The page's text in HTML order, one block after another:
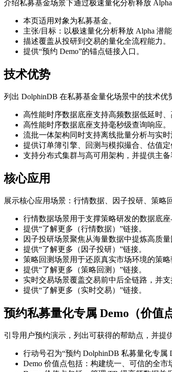
介绍私募基金场景下通过极速量化分析释放
本页适用对象为私募基金。
主张/目标：以极速量化分析释放 Alpha 潜能
描述覆盖从投研到交易的量化全流程能力。
提供“预约 Demo”的锚点链接入口。
技术优势
列出 DolphinDB 在私募基金量化场景中的技术
高性能时序数据底座支持高频数据低延时、
高性能时序数据底座支持毫秒级查询响应。
流批一体架构同时支持离线批量分析与实时
提供订单簿引擎、回测与模拟撮合、估值定
支持分布式集群与高可用架构，并提供主备
核心应用
展示核心应用场景：行情数据、因子投研、策略
行情数据场景用于支撑策略研发的数据底
提供“了解更多（行情数据）”链接。
因子投研场景聚焦从海量数据中提炼高质
提供“了解更多（因子投研）”链接。
策略回测场景用于还原真实市场环境的策
提供“了解更多（策略回测）”链接。
实时交易场景覆盖交易前中后全链路，并
提供“了解更多（实时交易）”链接。
预约私募量化专属 Demo（价值
引导用户预约演示，列出可获得的帮助点，并提
行动号召为“预约 DolphinDB 私募量化专属
Demo 价值点包括：构建统一、可信的全市